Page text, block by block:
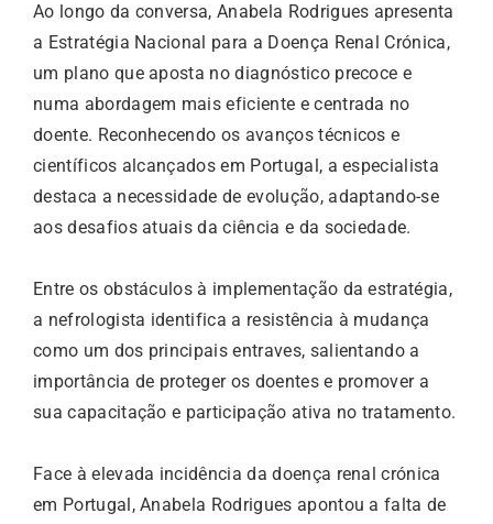
Ao longo da conversa, Anabela Rodrigues apresenta
a Estratégia Nacional para a Doença Renal Crónica,
um plano que aposta no diagnóstico precoce e
numa abordagem mais eficiente e centrada no
doente. Reconhecendo os avanços técnicos e
científicos alcançados em Portugal, a especialista
destaca a necessidade de evolução, adaptando-se
aos desafios atuais da ciência e da sociedade.
Entre os obstáculos à implementação da estratégia,
a nefrologista identifica a resistência à mudança
como um dos principais entraves, salientando a
importância de proteger os doentes e promover a
sua capacitação e participação ativa no tratamento.
Face à elevada incidência da doença renal crónica
em Portugal, Anabela Rodrigues apontou a falta de